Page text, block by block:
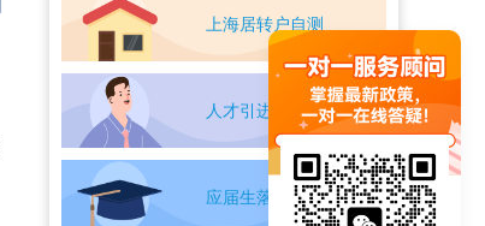
上海居转户自测
人才引进落户评测
应届生落户上海自测